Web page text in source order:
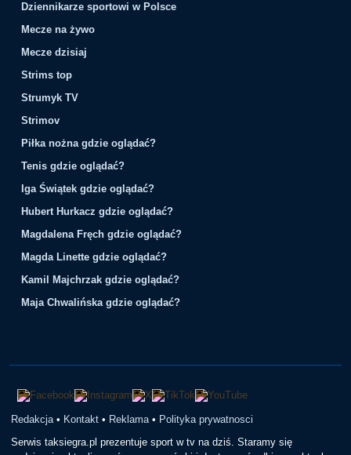
Dziennikarze sportowi w Polsce
Mecze na żywo
Mecze dzisiaj
Strims top
Strumyk TV
Strimov
Piłka nożna gdzie oglądać?
Tenis gdzie oglądać?
Iga Świątek gdzie oglądać?
Hubert Hurkacz gdzie oglądać?
Magdalena Fręch gdzie oglądać?
Magda Linette gdzie oglądać?
Kamil Majchrzak gdzie oglądać?
Maja Chwalińska gdzie oglądać?
Redakcja • Kontakt • Reklama • Polityka prywatnosci
Serwis taksiegra.pl prezentuje sport w tv na dziś. Staramy się